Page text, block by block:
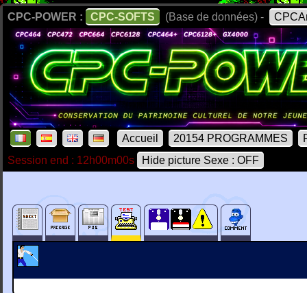
CPC-POWER : CPC-SOFTS (Base de données) -
Accueil 20154 PROGRAMMES
Session end : 12h00m00s
Hide picture Sexe : OFF